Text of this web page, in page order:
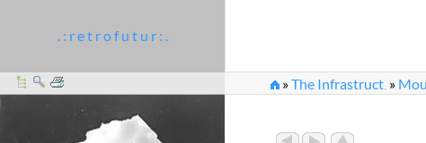
. : r e t r o f u t u r : .
»The Infrastruct »